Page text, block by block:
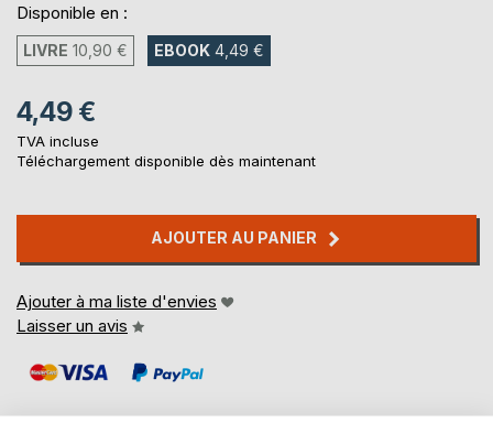
Disponible en :
LIVRE 10,90 € EBOOK 4,49 €
4,49 €
TVA incluse
Téléchargement disponible dès maintenant
AJOUTER AU PANIER
Ajouter à ma liste d'envies
Laisser un avis